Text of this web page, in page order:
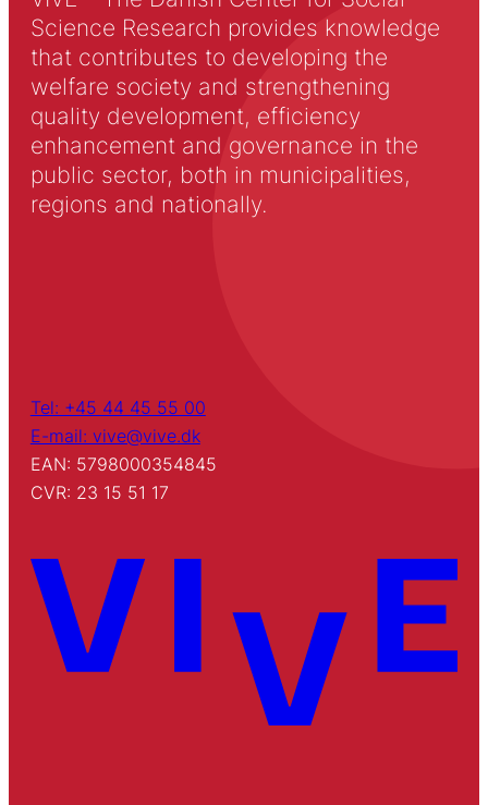
Science Research provides knowledge
that contributes to developing the
welfare society and strengthening
quality development, efficiency
enhancement and governance in the
public sector, both in municipalities,
regions and nationally.
Tel: +45 44 45 55 00
E-mail: vive@vive.dk
EAN: 5798000354845
CVR: 23 15 51 17